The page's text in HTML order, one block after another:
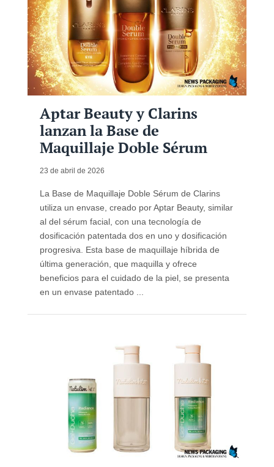
Aptar Beauty y Clarins
lanzan la Base de
Maquillaje Doble Sérum
23 de abril de 2026
La Base de Maquillaje Doble Sérum de Clarins
utiliza un envase, creado por Aptar Beauty, similar
al del sérum facial, con una tecnología de
dosificación patentada dos en uno y dosificación
progresiva. Esta base de maquillaje híbrida de
última generación, que maquilla y ofrece
beneficios para el cuidado de la piel, se presenta
en un envase patentado ...